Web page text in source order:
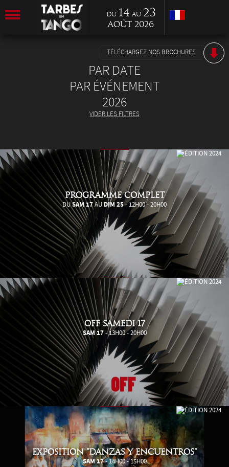
du 14 au 23
Août 2026
TÉLÉCHARGEZ NOS BROCHURES
PAR DATE
PAR ÉVÉNEMENT
2026
VIDER LES FILTRES
PROGRAMME COMPLET
DUSAM 17AU DIM 25- 12H00 - 20H00
OFF SAMEDI 17
SAM 17 - 13H00 - 20H00
EXPOSITION "DANZAS Y ENCUENTROS"
SAM 17- 14H00 - 15H00